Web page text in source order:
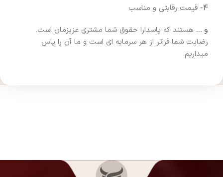
4- قیمت رقابتی و مناسب
و … هستند که پاسدارا حقوق شما مشتری عزیزمان است.
رضایت شما فراتر از هر سرمایه ای است و ما آن را پاس
میداریم.